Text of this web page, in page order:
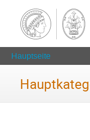
Hauptseite